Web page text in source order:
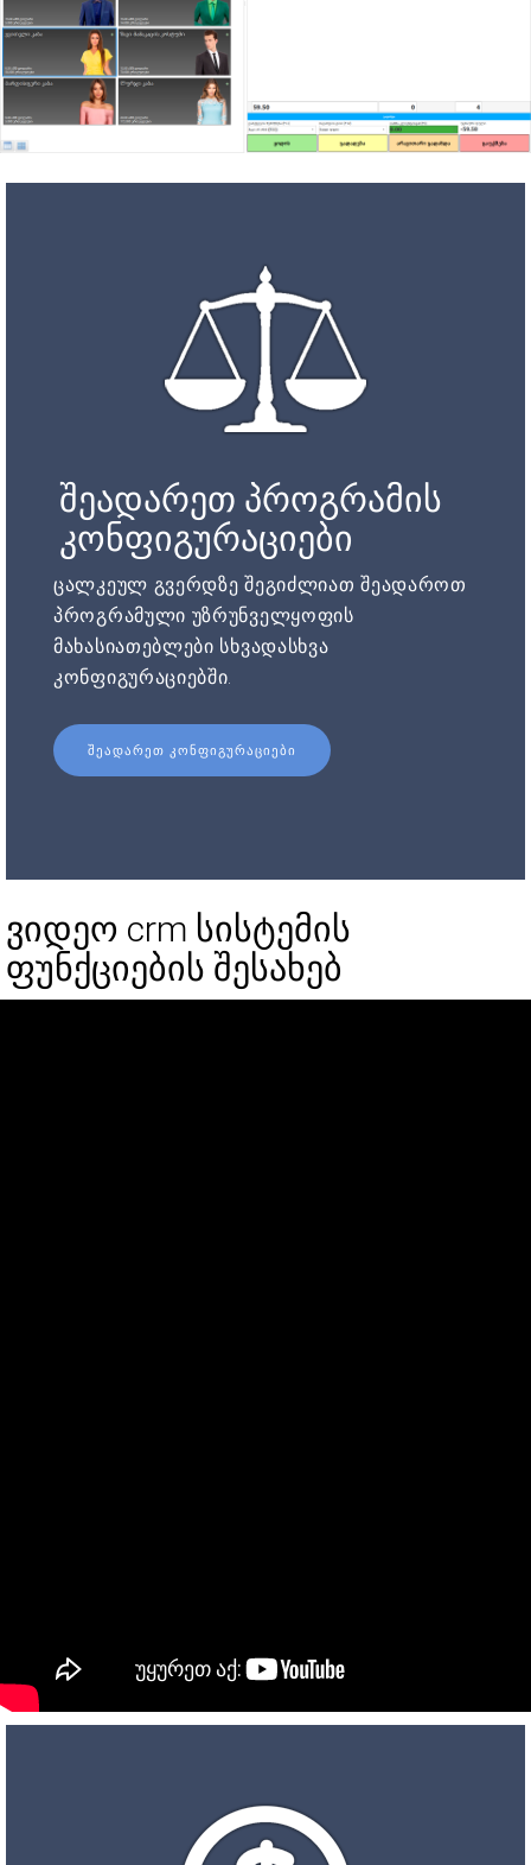
შეადარეთ პროგრამის
კონფიგურაციები
ცალკეულ გვერდზე შეგიძლიათ შეადაროთ
პროგრამული უზრუნველყოფის
მახასიათებლები სხვადასხვა
კონფიგურაციებში.
ᲨᲔᲐᲓᲐᲠᲔᲗ ᲙᲝᲜᲤᲘᲒᲣᲠᲐᲪᲘᲔᲑᲘ
ვიდეო crm სისტემის
ფუნქციების შესახებ